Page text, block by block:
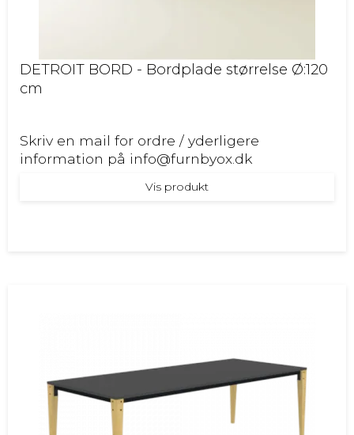
DETROIT BORD - Bordplade størrelse Ø:120
cm
Skriv en mail for ordre / yderligere
information på info@furnbyox.dk
Vis produkt